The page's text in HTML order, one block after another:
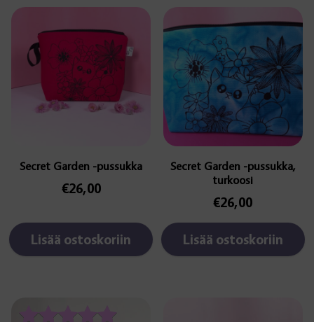
Secret Garden -pussukka
€26,00
Lisää ostoskoriin
Secret Garden -pussukka,
turkoosi
€26,00
Lisää ostoskoriin